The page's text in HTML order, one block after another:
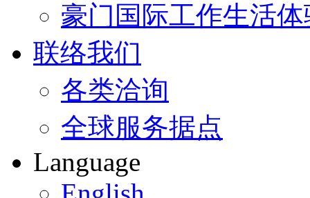
豪门国际工作生活体
联络我们
各类洽询
全球服务据点
Language